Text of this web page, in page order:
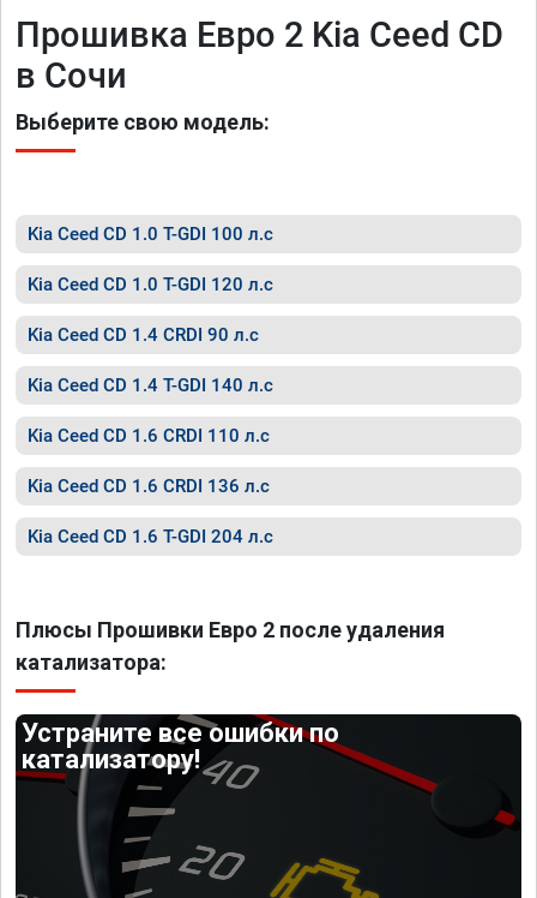
Прошивка Евро 2 Kia Ceed CD
в Сочи
Выберите свою модель:
Kia Ceed CD 1.0 T-GDI 100 л.с
Kia Ceed CD 1.0 T-GDI 120 л.с
Kia Ceed CD 1.4 CRDI 90 л.с
Kia Ceed CD 1.4 T-GDI 140 л.с
Kia Ceed CD 1.6 CRDI 110 л.с
Kia Ceed CD 1.6 CRDI 136 л.с
Kia Ceed CD 1.6 T-GDI 204 л.с
Плюсы Прошивки Евро 2 после удаления
катализатора:
Устраните все ошибки по
катализатору!